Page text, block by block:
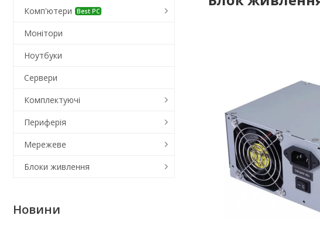
Комп'ютери Best PC
Монітори
Ноутбуки
Сервери
Комплектуючі
Периферія
Мережеве
Блоки живлення
Новини